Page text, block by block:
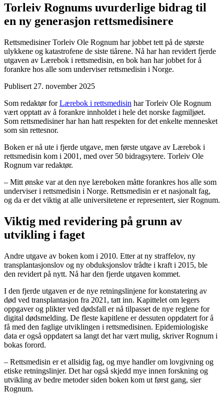
Torleiv Rognums uvurderlige bidrag til
en ny generasjon rettsmedisinere
Rettsmedisiner Torleiv Ole Rognum har jobbet tett på de største
ulykkene og katastrofene de siste tiårene. Nå har han revidert fjerde
utgaven av Lærebok i rettsmedisin, en bok han har jobbet for å
forankre hos alle som underviser rettsmedisin i Norge.
Publisert 27. november 2025
Som redaktør forLærebok i rettsmedisin har Torleiv Ole Rognum
vært opptatt av å forankre innholdet i hele det norske fagmiljøet.
Som rettsmedisiner har han hatt respekten for det enkelte mennesket
som sin rettesnor.
Boken er nå ute i fjerde utgave, men første utgave av Lærebok i
rettsmedisin kom i 2001, med over 50 bidragsytere. Torleiv Ole
Rognum var redaktør.
– Mitt ønske var at den nye læreboken måtte forankres hos alle som
underviser i rettsmedisin i Norge. Rettsmedisin er et nasjonalt fag,
og da er det viktig at alle universitetene er representert, sier Rognum.
Viktig med revidering på grunn av
utvikling i faget
Andre utgave av boken kom i 2010. Etter at ny straffelov, ny
transplantasjonslov og ny obduksjonslov trådte i kraft i 2015, ble
den revidert på nytt. Nå har den fjerde utgaven kommet.
I den fjerde utgaven er de nye retningslinjene for konstatering av
død ved transplantasjon fra 2021, tatt inn. Kapittelet om legers
oppgaver og plikter ved dødsfall er nå tilpasset de nye reglene for
digital dødsmelding. De fleste kapitlene er dessuten oppdatert for å
få med den faglige utviklingen i rettsmedisinen. Epidemiologiske
data er også oppdatert sa langt det har vært mulig, skriver Rognum i
bokas forord.
– Rettsmedisin er et allsidig fag, og mye handler om lovgivning og
etiske retningslinjer. Det har også skjedd mye innen forskning og
utvikling av bedre metoder siden boken kom ut først gang, sier
Rognum.